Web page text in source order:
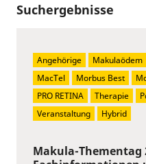
Suchergebnisse
Makula-Thementag
Angehörige Makulaödem
MacTel
Morbus Best
PRO RETINA
Therapie
Veranstaltung
Hybrid